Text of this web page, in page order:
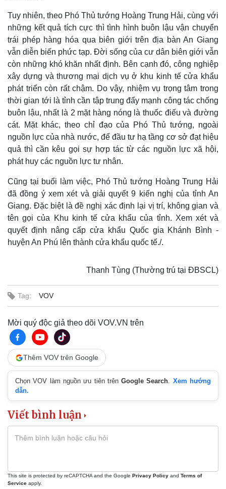
Thế giới
Quan sát
Hồ sơ
Multimedia
Video
E-Magazine
Infographic
Tuy nhiên, theo Phó Thủ tướng Hoàng Trung Hải, cùng với
những kết quả tích cực thì tình hình buôn lậu vận chuyển
trái phép hàng hóa qua biên giới trên địa bàn An Giang
vẫn diễn biến phức tạp. Đời sống của cư dân biên giới vẫn
còn những khó khăn nhất định. Bên cạnh đó, công nghiệp
xây dựng và thương mại dịch vụ ở khu kinh tế cửa khẩu
phát triển còn rất chậm. Do vậy, nhiệm vụ trọng tâm trong
thời gian tới là tỉnh cần tập trung đẩy mạnh công tác chống
buôn lậu, nhất là 2 mặt hàng nóng là thuốc điếu và đường
cát. Mặt khác, theo chỉ đạo của Phó Thủ tướng, ngoài
nguồn lực của nhà nước, để đầu tư hạ tầng cơ sở đạt hiệu
quả thì cần kêu gọi sự hợp tác từ các nguồn lực xã hội,
phát huy các nguồn lực tư nhân.
Cũng tại buổi làm việc, Phó Thủ tướng Hoàng Trung Hải
đã đồng ý xem xét và giải quyết 9 kiến nghị của tỉnh An
Giang. Đặc biệt là đề nghị xác định lại vị trí, không gian và
tên gọi của Khu kinh tế cửa khẩu của tỉnh. Xem xét và
quyết định nâng cấp cửa khẩu Quốc gia Khánh Bình -
huyện An Phú lên thành cửa khẩu quốc tế./.
Thanh Tùng (Thường trú tại ĐBSCL)
Tag: VOV
Mời quý độc giả theo dõi VOV.VN trên
Thêm VOV trên Google
Chọn VOV làm nguồn ưu tiên trênGoogle Search. Xem hướng
dẫn.
Viết bình luận
This site is protected by reCAPTCHA and the Google Privacy Policy and Terms of
Service apply.